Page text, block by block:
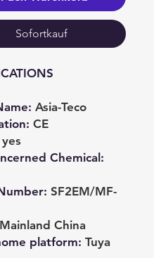
Sofortkauf
: Asia-Teco
: CE
yes
Chemical :
: SF2EM/MF-
Mainland China
platform: Tuya